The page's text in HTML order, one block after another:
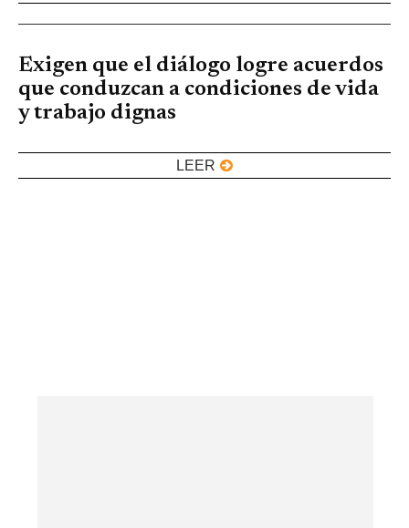
Exigen que el diálogo logre acuerdos
que conduzcan a condiciones de vida
y trabajo dignas
LEER